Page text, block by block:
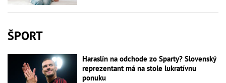
ŠPORT
Haraslín na odchode zo Sparty? Slovenský
reprezentant má na stole lukratívnu
ponuku